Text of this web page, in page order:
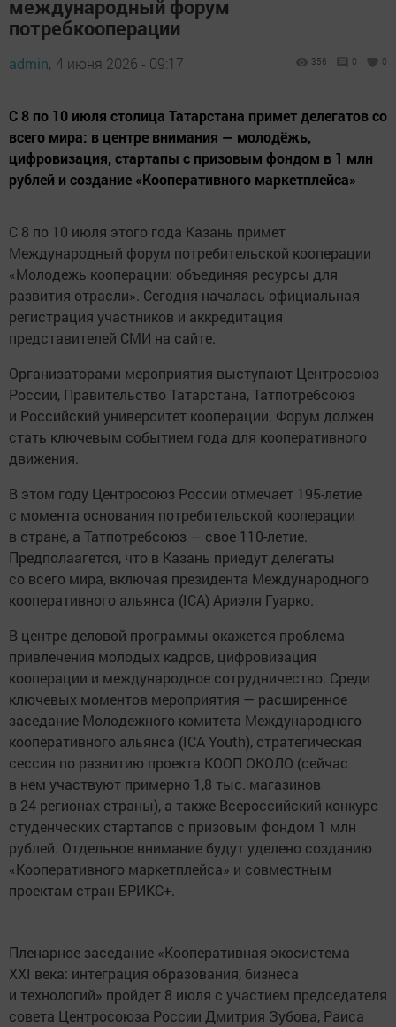
международный форум
потребкооперации
admin, 4 июня 2026 - 09:17 356 0 0
С 8 по 10 июля столица Татарстана примет делегатов со
всего мира: в центре внимания — молодёжь,
цифровизация, стартапы с призовым фондом в 1 млн
рублей и создание «Кооперативного маркетплейса»
С 8 по 10 июля этого года Казань примет
Международный форум потребительской кооперации
«Молодежь кооперации: объединяя ресурсы для
развития отрасли». Сегодня началась официальная
регистрация участников и аккредитация
представителей СМИ на сайте.
Организаторами мероприятия выступают Центросоюз
России, Правительство Татарстана, Татпотребсоюз
и Российский университет кооперации. Форум должен
стать ключевым событием года для кооперативного
движения.
В этом году Центросоюз России отмечает 195-летие
с момента основания потребительской кооперации
в стране, а Татпотребсоюз — свое 110-летие.
Предполаагется, что в Казань приедут делегаты
со всего мира, включая президента Международного
кооперативного альянса (ICA) Ариэля Гуарко.
В центре деловой программы окажется проблема
привлечения молодых кадров, цифровизация
кооперации и международное сотрудничество. Среди
ключевых моментов мероприятия — расширенное
заседание Молодежного комитета Международного
кооперативного альянса (ICA Youth), стратегическая
сессия по развитию проекта КООП ОКОЛО (сейчас
в нем участвуют примерно 1,8 тыс. магазинов
в 24 регионах страны), а также Всероссийский конкурс
студенческих стартапов с призовым фондом 1 млн
рублей. Отдельное внимание будут уделено созданию
«Кооперативного маркетплейса» и совместным
проектам стран БРИКС+.
Пленарное заседание «Кооперативная экосистема
XXI века: интеграция образования, бизнеса
и технологий» пройдет 8 июля с участием председателя
совета Центросоюза России Дмитрия Зубова, Раиса